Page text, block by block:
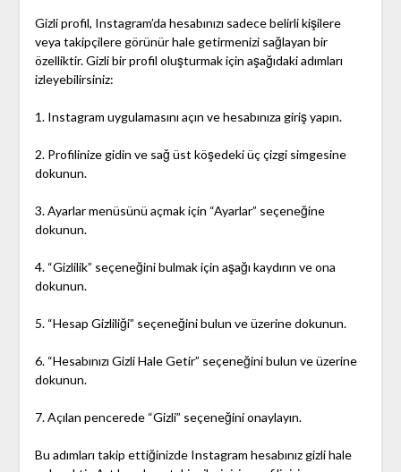
Gizli profil, Instagram’da hesabınızı sadece belirli kişilere
veya takipçilere görünür hale getirmenizi sağlayan bir
özelliktir. Gizli bir profil oluşturmak için aşağıdaki adımları
izleyebilirsiniz:
1. Instagram uygulamasını açın ve hesabınıza giriş yapın.
2. Profilinize gidin ve sağ üst köşedeki üç çizgi simgesine
dokunun.
3. Ayarlar menüsünü açmak için “Ayarlar” seçeneğine
dokunun.
4. “Gizlilik” seçeneğini bulmak için aşağı kaydırın ve ona
dokunun.
5. “Hesap Gizliliği” seçeneğini bulun ve üzerine dokunun.
6. “Hesabınızı Gizli Hale Getir” seçeneğini bulun ve üzerine
dokunun.
7. Açılan pencerede “Gizli” seçeneğini onaylayın.
Bu adımları takip ettiğinizde Instagram hesabınız gizli hale